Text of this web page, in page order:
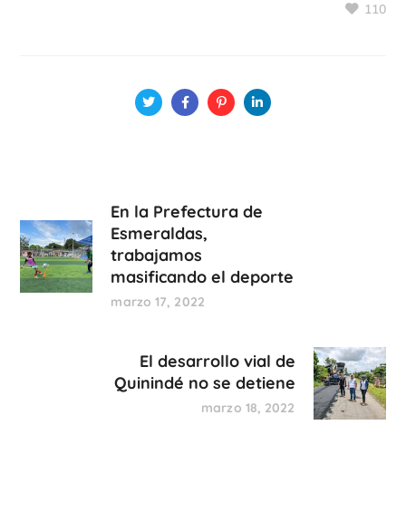
110
En la Prefectura de
Esmeraldas,
trabajamos
masificando el deporte
marzo 17, 2022
El desarrollo vial de
Quinindé no se detiene
marzo 18, 2022